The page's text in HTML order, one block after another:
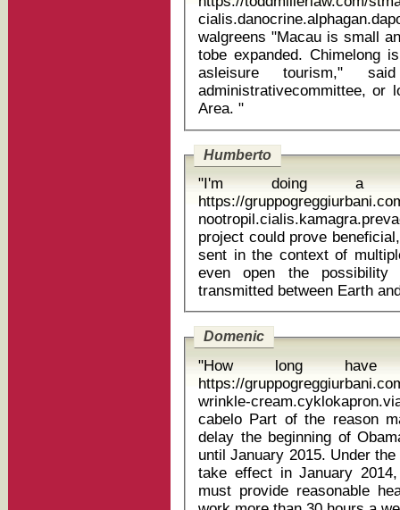
walgreens "Macau is small and there are too many people. It needs
tobe expanded. Chimelong
asleisure tourism,"
administrativecommittee, or
Area. "
Humberto
"I'm doing a
https://
nootropil.cialis.kamagra.prevacid kilox
project could prove
sent in the context of
even open the possibility
Domenic
"How long
https://
wrinkle-
cabelo Part of the reason may be the White House's decision to
delay the beginning of
until January 2015. Under
take effect in January
must provide reasonable